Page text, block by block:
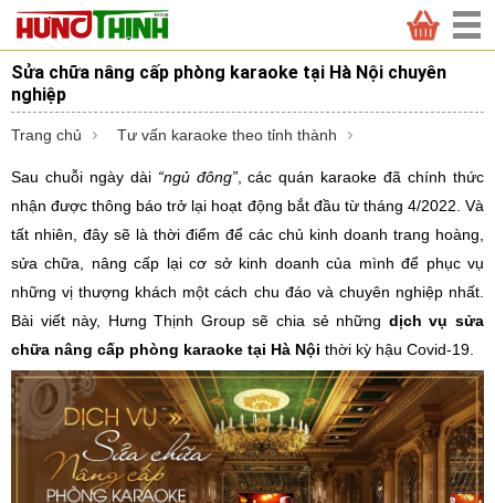
Sửa chữa nâng cấp phòng karaoke tại Hà Nội chuyên
nghiệp
Trang chủ Tư vấn karaoke theo tỉnh thành
Sau chuỗi ngày dài “ngủ đông”, các quán karaoke đã chính thức
nhận được thông báo trở lại hoạt động bắt đầu từ tháng 4/2022. Và
tất nhiên, đây sẽ là thời điểm để các chủ kinh doanh trang hoàng,
sửa chữa, nâng cấp lại cơ sở kinh doanh của mình để phục vụ
những vị thượng khách một cách chu đáo và chuyên nghiệp nhất.
Bài viết này, Hưng Thịnh Group sẽ chia sẻ những dịch vụ sửa
chữa nâng cấp phòng karaoke tại Hà Nội thời kỳ hậu Covid-19.